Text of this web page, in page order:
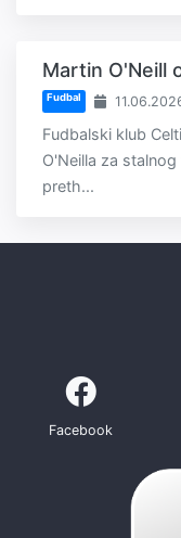
Martin O'Neill
Fudbal
Fudbalski klub
O'Neilla za
preth...
Facebook